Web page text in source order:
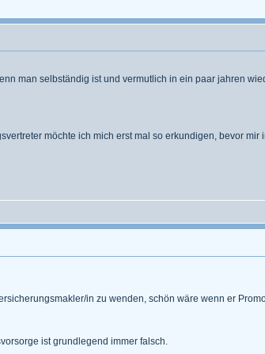
man selbständig ist und vermutlich in ein paar jahren
möchte ich mich erst mal so erkundigen, bevor
in zu wenden, schön wäre wenn er
ist grundlegend immer falsch.